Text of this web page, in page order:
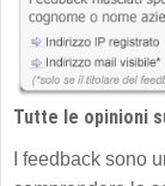
Tutte le opinioni
I feedback sono